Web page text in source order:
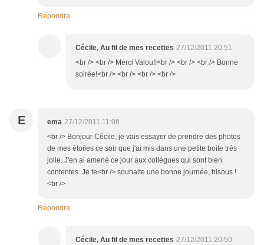
Répondre
Cécile, Au fil de mes recettes 27/12/2011 20:51
<br /> <br /> Merci Valou!!<br /> <br /> <br /> Bonne
soirée!<br /> <br /> <br /> <br />
E ema 27/12/2011 11:08
<br /> Bonjour Cécile, je vais essayer de prendre des photos
de mes étoiles ce soir que j'ai mis dans une petite boite très
jolie. J'en ai amené ce jour aux collègues qui sont bien
contentes. Je te<br /> souhaite une bonne journée, bisous !
<br />
Répondre
Cécile, Au fil de mes recettes 27/12/2011 20:50